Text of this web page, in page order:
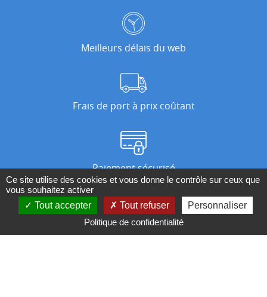
Meilleurs délais du web
Frais de port à prix coûtant
Paiement sécurisé
Nos magasins
Ce site utilise des cookies et vous donne le contrôle sur ceux que
vous souhaitez activer
Tout accepter
Tout refuser
Personnaliser
Politique de confidentialité